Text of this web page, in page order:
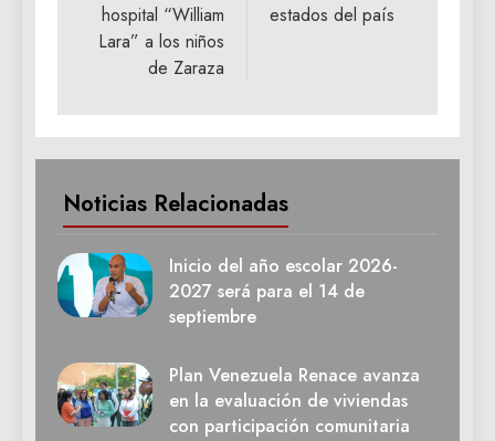
hospital “William
Lara” a los niños
de Zaraza
estados del país
Noticias Relacionadas
Inicio del año escolar 2026-
2027 será para el 14 de
septiembre
Plan Venezuela Renace avanza
en la evaluación de viviendas
con participación comunitaria